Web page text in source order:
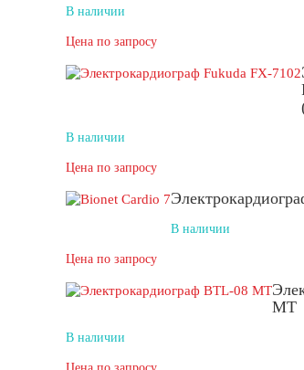
В наличии
Цена по запросу
В наличии
Цена по запросу
В наличии
Цена по запросу
MT
В наличии